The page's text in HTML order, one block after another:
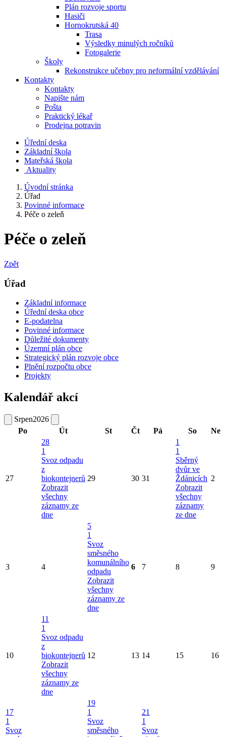
Plán rozvoje sportu
Hasiči
Hornokrutská 40
Trasa
Výsledky minulých ročníků
Fotogalerie
Školy
Rekonstrukce učebny pro neformální vzdělávání
Kontakty
Kontakty
Napište nám
Pošta
Praktický lékař
Prodejna potravin
Úřední deska
Základní škola
Mateřská škola
Aktuality
Úvodní stránka
Úřad
Povinné informace
Péče o zeleň
Péče o zeleň
Zpět
Úřad
Základní informace
Úřední deska obce
E-podatelna
Povinné informace
Důležité dokumenty
Územní plán obce
Strategický plán rozvoje obce
Plnění rozpočtu obce
Projekty
Kalendář akcí
Srpen2026
Po
Út St Čt Pá So Ne
27
28
1
Svoz odpadu
z
biokontejnerů
Zobrazit
všechny
záznamy ze
dne
29 30 31
1
1
Sběrný
dvůr ve
Ždánicích
Zobrazit
všechny
záznamy
ze dne
2
3 4
5
1
Svoz
směsného
komunálního
odpadu
Zobrazit
všechny
záznamy ze
dne
6 7 8 9
10
11
1
Svoz odpadu
z
biokontejnerů
Zobrazit
všechny
záznamy ze
dne
12 13 14 15 16
17
1
Svoz
19
1
Svoz
směsného
21
1
Svoz